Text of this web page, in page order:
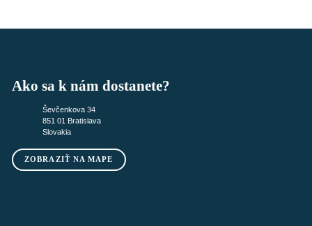
Ako sa k nám dostanete?
Ševčenkova 34
851 01 Bratislava
Slovakia
ZOBRAZIŤ NA MAPE